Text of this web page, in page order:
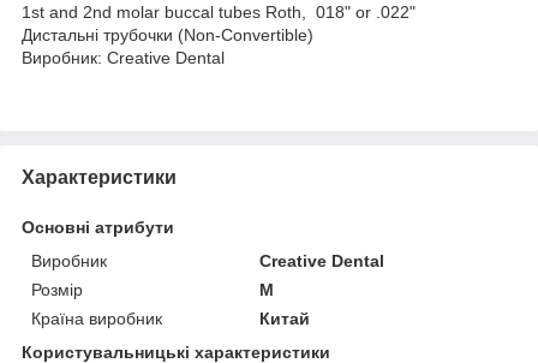
1st and 2nd molar buccal tubes Roth, 018" or .022"
Дистальні трубочки (Non-Convertible)
Виробник: Creative Dental
Характеристики
Основні атрибути
Виробник
Creative Dental
Розмір
M
Країна виробник
Китай
Користувальницькі характеристики